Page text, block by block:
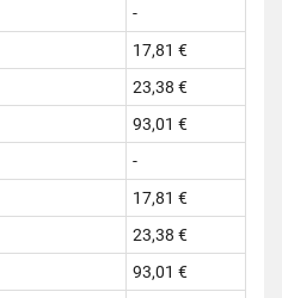
-
17,81 €
23,38 €
93,01 €
-
17,81 €
23,38 €
93,01 €